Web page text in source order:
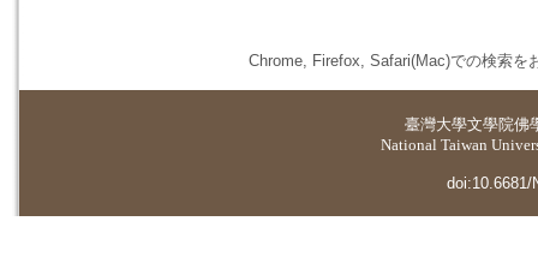
Chrome, Firefox, Safari(Mac)での検索を
臺灣大學文學院佛
National Taiwan
doi:10.6681/